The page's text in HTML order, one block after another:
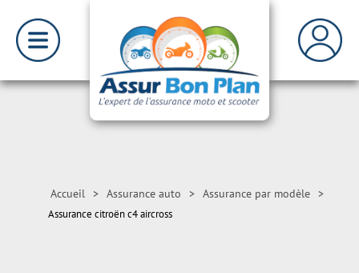
Accueil > Assurance auto > Assurance par modèle >
Assurance citroën c4 aircross